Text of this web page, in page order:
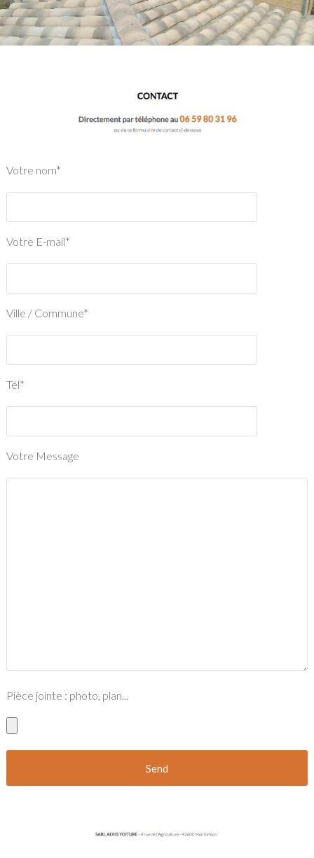
Votre nom*
Votre E-mail*
Ville / Commune*
Tél*
Votre Message
Pièce jointe : photo, plan...